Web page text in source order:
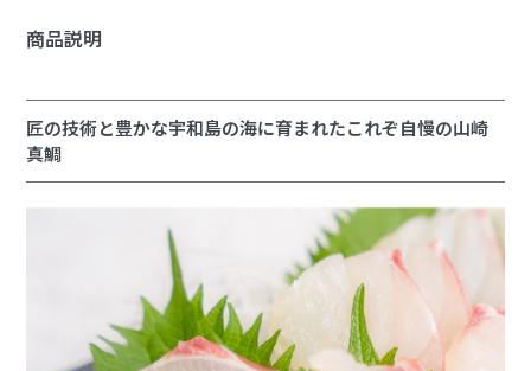
商品説明
匠の技術と豊かな宇和島の海に育まれたこれぞ自慢の山崎
真鯛